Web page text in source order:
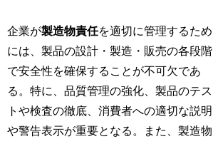
企業が製造物責任を適切に管理するため
には、製品の設計・製造・販売の各段階
で安全性を確保することが不可欠であ
る。特に、品質管理の強化、製品のテス
トや検査の徹底、消費者への適切な説明
や警告表示が重要となる。また、製造物